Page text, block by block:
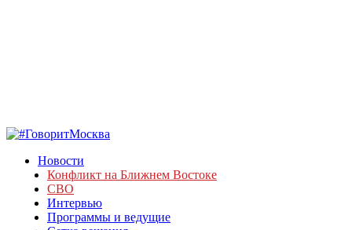
Новости
Конфликт на Ближнем Востоке
СВО
Интервью
Программы и ведущие